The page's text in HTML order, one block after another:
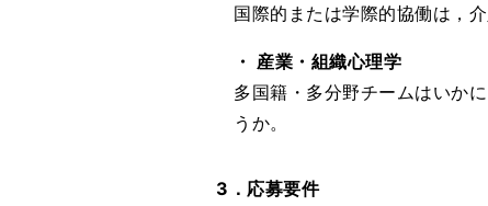
国際的または学際的協働は，
・ 産業・組織心理学
多国籍・多分野チームはいか
うか。
3．応募要件